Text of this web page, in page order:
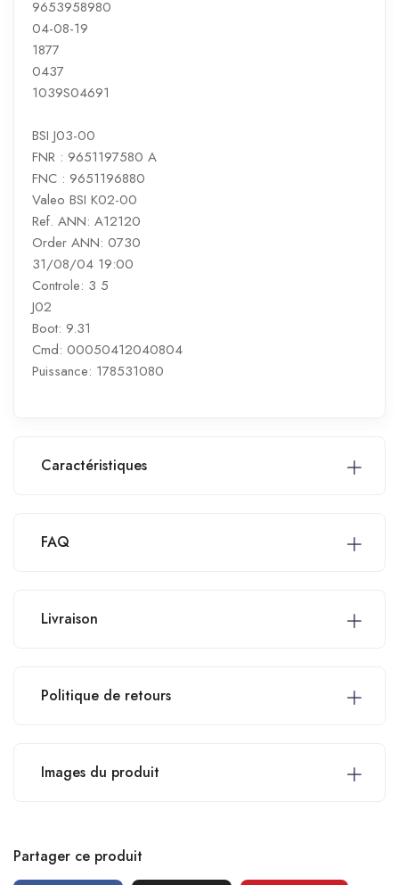
9653958980
04-08-19
1877
0437
1039S04691
BSI J03-00
FNR : 9651197580 A
FNC : 9651196880
Valeo BSI K02-00
Ref. ANN: A12120
Order ANN: 0730
31/08/04 19:00
Controle: 3 5
J02
Boot: 9.31
Cmd: 00050412040804
Puissance: 178531080
Caractéristiques
FAQ
Livraison
Politique de retours
Images du produit
Partager ce produit